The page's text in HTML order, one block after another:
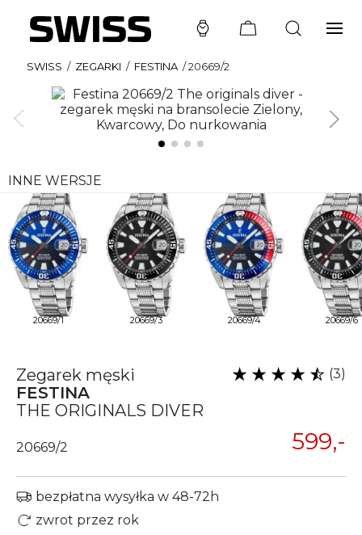
SWISS / ZEGARKI / FESTINA /20669/2
INNE WERSJE
20669/1 20669/3 20669/4 20669/6
Zegarek męski
FESTINA
THE ORIGINALS DIVER
(3)
20669/2 599,-
bezpłatna wysyłka w 48-72h
zwrot przez rok